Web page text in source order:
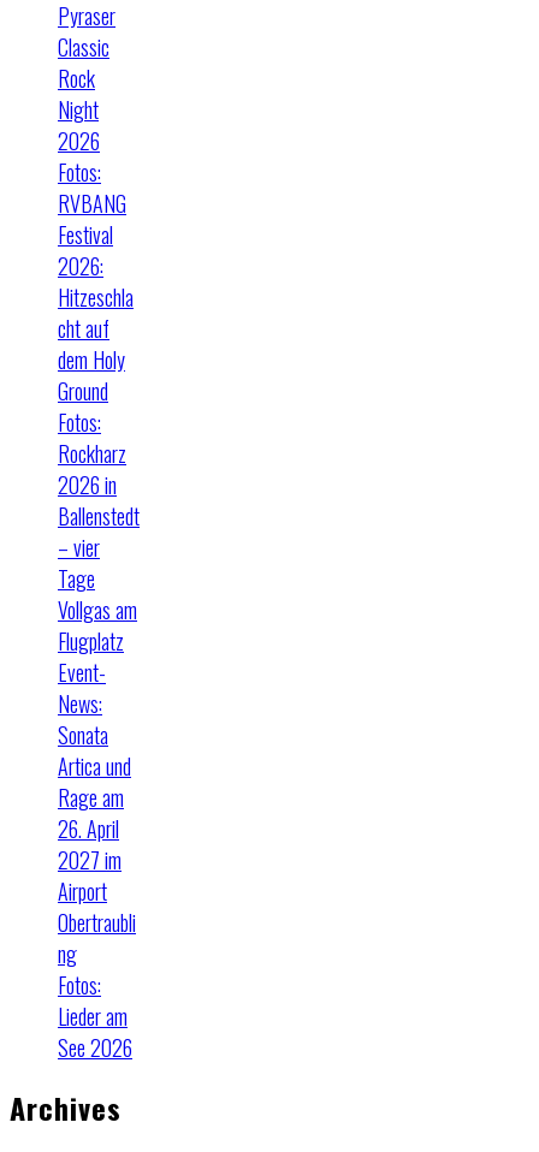
Pyraser
Classic
Rock
Night
2026
Fotos:
RVBANG
Festival
2026:
Hitzeschla
cht auf
dem Holy
Ground
Fotos:
Rockharz
2026 in
Ballenstedt
– vier
Tage
Vollgas am
Flugplatz
Event-
News:
Sonata
Artica und
Rage am
26. April
2027 im
Airport
Obertraubli
ng
Fotos:
Lieder am
See 2026
Archives